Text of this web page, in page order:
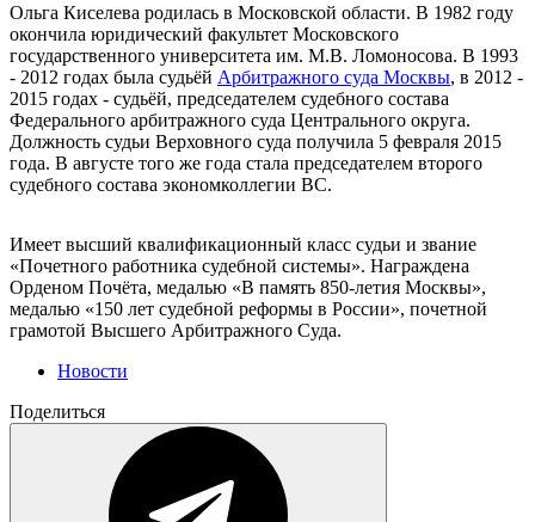
Ольга Киселева родилась в Московской области. В 1982 году
окончила юридический факультет Московского
государственного университета им. М.В. Ломоносова. В 1993
- 2012 годах была судьёй Арбитражного суда Москвы, в 2012 -
2015 годах - судьёй, председателем судебного состава
Федерального арбитражного суда Центрального округа.
Должность судьи Верховного суда получила 5 февраля 2015
года. В августе того же года стала председателем второго
судебного состава экономколлегии ВС.
Имеет высший квалификационный класс судьи и звание
«Почетного работника судебной системы». Награждена
Орденом Почёта, медалью «В память 850-летия Москвы»,
медалью «150 лет судебной реформы в России», почетной
грамотой Высшего Арбитражного Суда.
Новости
Поделиться